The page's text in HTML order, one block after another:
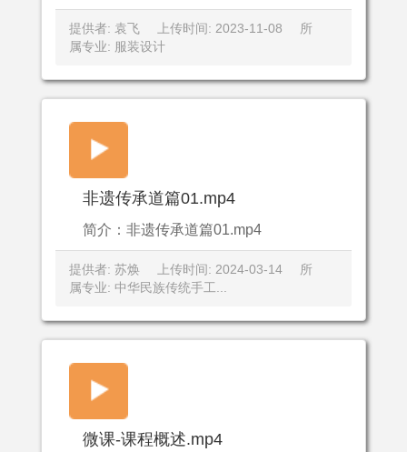
提供者: 袁飞 上传时间: 2023-11-08
所
属专业: 服装设计
非遗传承道篇01.mp4
简介：非遗传承道篇01.mp4
提供者: 苏焕 上传时间: 2024-03-14
所
属专业: 中华民族传统手工...
微课-课程概述.mp4